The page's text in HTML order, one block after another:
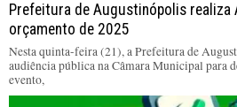
Prefeitura de Augustinópolis realiza
orçamento de 2025
Nesta quinta-feira (21), a Prefeitura de
audiência pública na Câmara Municipal para
evento,